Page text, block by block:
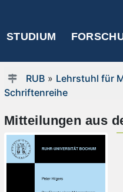
STUDIUM
RUB» Lehrstuhl für
Schriftenreihe
Mitteilungen aus